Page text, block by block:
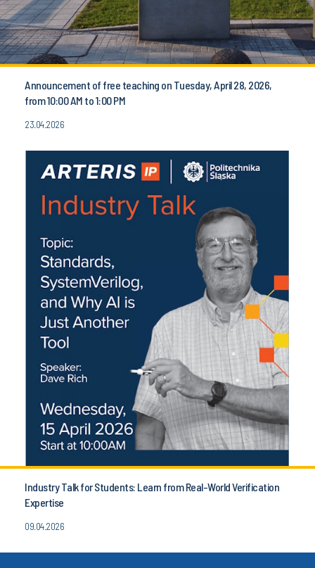
Announcement of free teaching on Tuesday, April 28, 2026,
from 10:00 AM to 1:00 PM
23.04.2026
Industry Talk for Students: Learn from Real-World Verification
Expertise
09.04.2026